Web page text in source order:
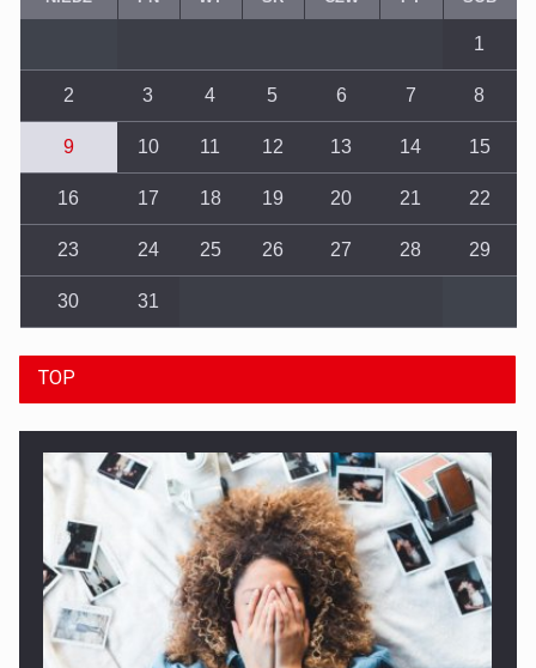
1
2 3 4 5 6 7 8
9 10 11 12 13 14 15
16 17 18 19 20 21 22
23 24 25 26 27 28 29
30 31
TOP